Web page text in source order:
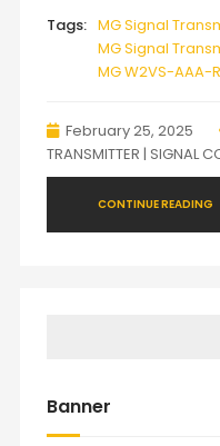
Tags: MG Signal
MG Signal
MG W2VS-AAA-
February 25, 2025
TRANSMITTER | SIGNAL
CONTINUE READING
Banner